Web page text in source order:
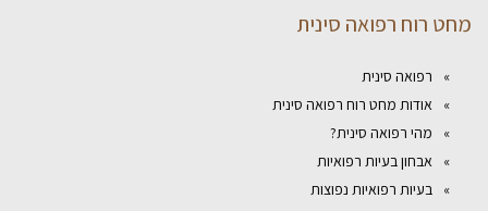
מחט רוח רפואה סינית
רפואה סינית
אודות מחט רוח רפואה סינית
מהי רפואה סינית?
אבחון בעיות רפואיות
בעיות רפואיות נפוצות